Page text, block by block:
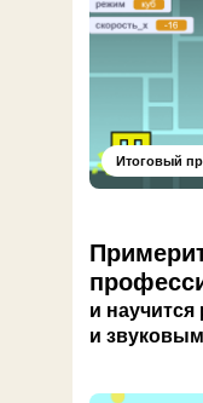
Итоговый
и научится
и